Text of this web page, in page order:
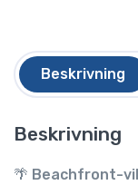
Beskrivning
Beskrivning
🌴 Beachfront-